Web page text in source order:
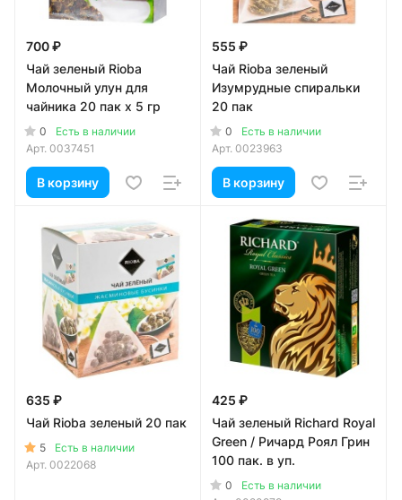
700 ₽
Чай зеленый Rioba
Молочный улун для
чайника 20 пак x 5 гр
0
Есть в наличии
Арт. 0037451
В корзину
555 ₽
Чай Rioba зеленый
Изумрудные спиральки
20 пак
0
Есть в наличии
Арт. 0023963
В корзину
635 ₽
Чай Rioba зеленый 20 пак
5
Есть в наличии
Арт. 0022068
425 ₽
Чай зеленый Richard Royal
Green / Ричард Роял Грин
100 пак. в уп.
0
Есть в наличии